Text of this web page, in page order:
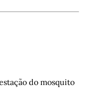
do mosquito